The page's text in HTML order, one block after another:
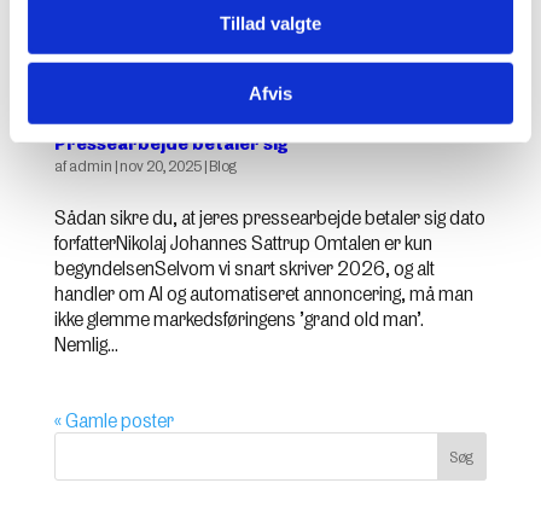
Tillad valgte
Afvis
Pressearbejde betaler sig
afadmin |nov 20, 2025|Blog
Sådan sikre du, at jeres pressearbejde betaler sig dato
forfatterNikolaj Johannes Sattrup Omtalen er kun
begyndelsenSelvom vi snart skriver 2026, og alt
handler om AI og automatiseret annoncering, må man
ikke glemme markedsføringens ’grand old man’.
Nemlig...
« Gamle poster
Søg